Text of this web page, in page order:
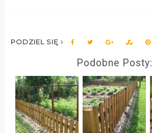
PODZIEL SIĘ
Podobne Posty: